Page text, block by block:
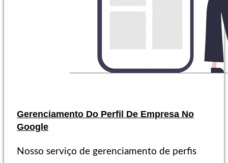
Gerenciamento Do Perfil De Empresa No
Google
Nosso serviço de gerenciamento de perfis